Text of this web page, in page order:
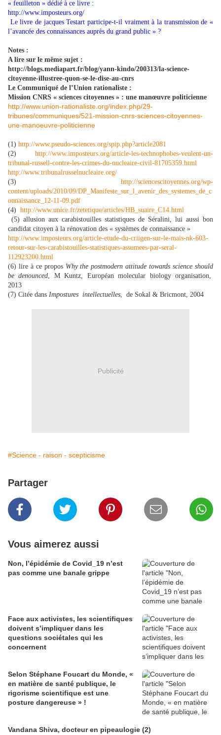
« feuilleton » dédié à ce livre :
http://www.imposteurs.org/
Le livre de jacques Testart participe-t-il vraiment à la transmission de «
l’avancée des connaissances auprès du grand public » ?
Notes :
A lire sur le même sujet :
http://blogs.mediapart.fr/blog/yann-kindo/200313/la-science-
citoyenne-illustree-quon-se-le-dise-au-cnrs
Le Communiqué de l’Union rationaliste :
Mission CNRS « sciences citoyennes » : une manœuvre politicienne
http://www.union-rationaliste.org/index.php/29-
tribunes/communiques/521-mission-cnrs-sciences-citoyennes-
une-manoeuvre-politicienne
(1) http://www.pseudo-sciences.org/spip.php?article2081
(2) http://www.imposteurs.org/article-les-technophobes-veulent-un-
tribunal-russell-contre-les-crimes-du-nucleaire-civil-81705359.html
http://www.tribunalrusselnucleaire.org/
(3)
http://sciencescitoyennes.org/wp-
content/uploads/2010/09/DP_Manifeste_sur_l_avenir_des_systemes_de_c
onnaissance_12-11-09.pdf
(4) http://www.unice.fr/zetetique/articles/HB_suaire_C14.html
(5) allusion aux carabistouilles statistiques de Séralini, lui aussi bon
candidat citoyen à la rénovation des « systèmes de connaissance »
http://www.imposteurs.org/article-etude-du-criigen-sur-le-mais-nk-603-
retour-sur-les-carabistouilles-statistiques-assumees-par-seral-
112923200.html
(6) lire à ce propos Why the postmodern attitude towards science should
be denounced, M Kuntz, Européan molecular biology organisation,
2013
(7) Citée dans Impostures intellectuelles, de Sokal & Bricmont, 2004
Publicité
#Science - raison - scepticisme
Partager
Vous aimerez aussi
Non, l’épidémie de Covid_19 n’est
pas comme une banale grippe
Face aux activistes, les scientifiques
doivent s’impliquer dans les
questions sociétales qui les
concernent
Selon Stéphane Foucart du Monde, «
en matière de santé publique, le
rigorisme scientifique est une
posture dangereuse » !
Vandana Shiva, docteur en pipeaulogie (2)